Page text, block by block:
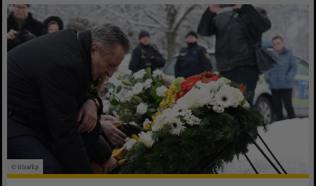
© ltlsa/kp